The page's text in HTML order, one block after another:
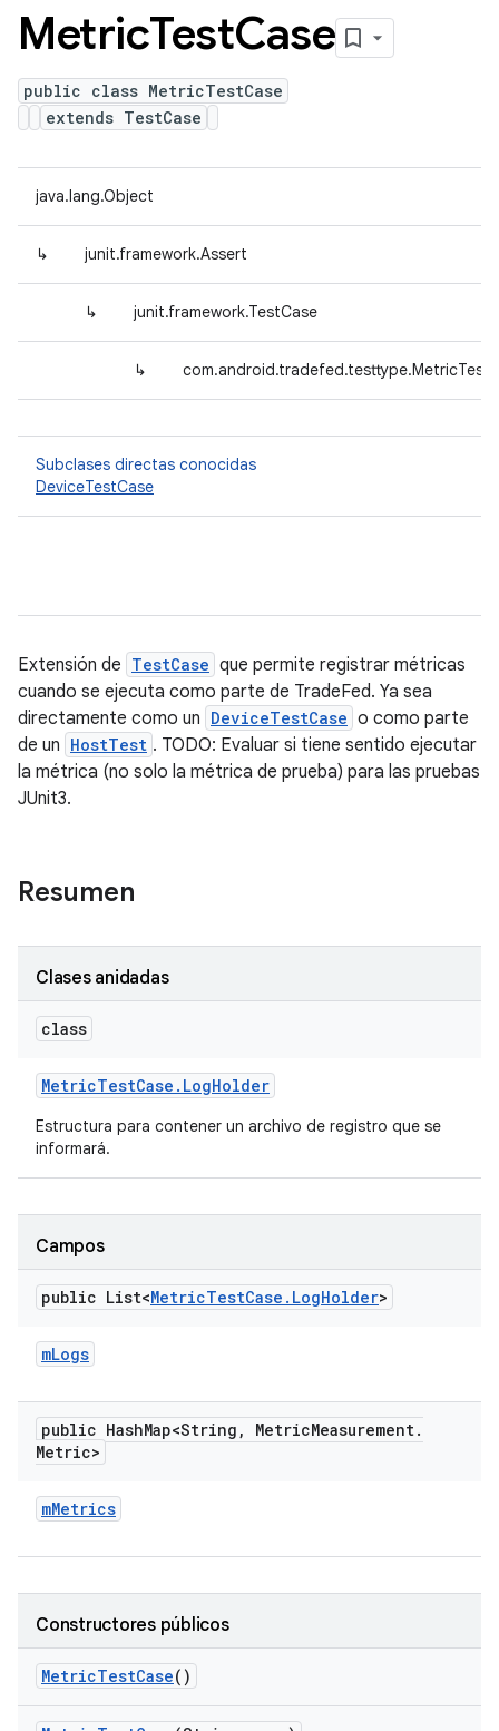
MetricTestCase
public class MetricTestCase
extends TestCase
java.lang.Object
↳ junit.framework.Assert
↳ junit.framework.TestCase
↳
Subclases directas conocidas
DeviceTestCase
Extensión de TestCase que permite registrar métricas
cuando se ejecuta como parte de TradeFed. Ya sea
directamente como un DeviceTestCase o como parte
de un HostTest . TODO: Evaluar si tiene sentido ejecutar
la métrica (no solo la métrica de prueba) para las pruebas
JUnit3.
Resumen
Clases anidadas
class
MetricTestCase . LogHolder
Estructura para contener un archivo de registro que se
informará.
Campos
public List<MetricTestCase . LogHolder>
mLogs
public HashMap<String , MetricMeasurement.
Metric>
mMetrics
Constructores públicos
MetricTestCase()